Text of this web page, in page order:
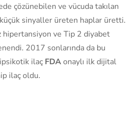
çözünebilen ve vücuda takılan
sinyaller üreten haplar üretti.
ve Tip 2 diyabet
2017 sonlarında da bu
ilaç FDAonaylı ilk dijital
ilaç oldu.